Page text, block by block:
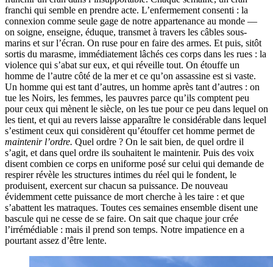
franchi qui semble en prendre acte. L’enfermement consenti : la
connexion comme seule gage de notre appartenance au monde —
on soigne, enseigne, éduque, transmet à travers les câbles sous-
marins et sur l’écran. On ruse pour en faire des armes. Et puis, sitôt
sortis du marasme, immédiatement lâchés ces corps dans les rues : la
violence qui s’abat sur eux, et qui réveille tout. On étouffe un
homme de l’autre côté de la mer et ce qu’on assassine est si vaste.
Un homme qui est tant d’autres, un homme après tant d’autres : on
tue les Noirs, les femmes, les pauvres parce qu’ils comptent peu
pour ceux qui mènent le siècle, on les tue pour ce peu dans lequel on
les tient, et qui au revers laisse apparaître le considérable dans lequel
s’estiment ceux qui considèrent qu’étouffer cet homme permet de
maintenir l’ordre. Quel ordre ? On le sait bien, de quel ordre il
s’agit, et dans quel ordre ils souhaitent le maintenir. Puis des voix
disent combien ce corps en uniforme posé sur celui qui demande de
respirer révèle les structures intimes du réel qui le fondent, le
produisent, exercent sur chacun sa puissance. De nouveau
évidemment cette puissance de mort cherche à les taire : et que
s’abattent les matraques. Toutes ces semaines ensemble disent une
bascule qui ne cesse de se faire. On sait que chaque jour crée
l’irrémédiable : mais il prend son temps. Notre impatience en a
pourtant assez d’être lente.